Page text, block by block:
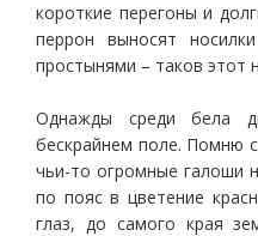
короткие перегоны и
перрон выносят
простынями – таков этот
Однажды среди бела
бескрайнем поле. Помню
чьи-то огромные галоши
по пояс в цветение
глаз, до самого края